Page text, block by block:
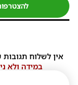
אין לשלוח
במידה ולא